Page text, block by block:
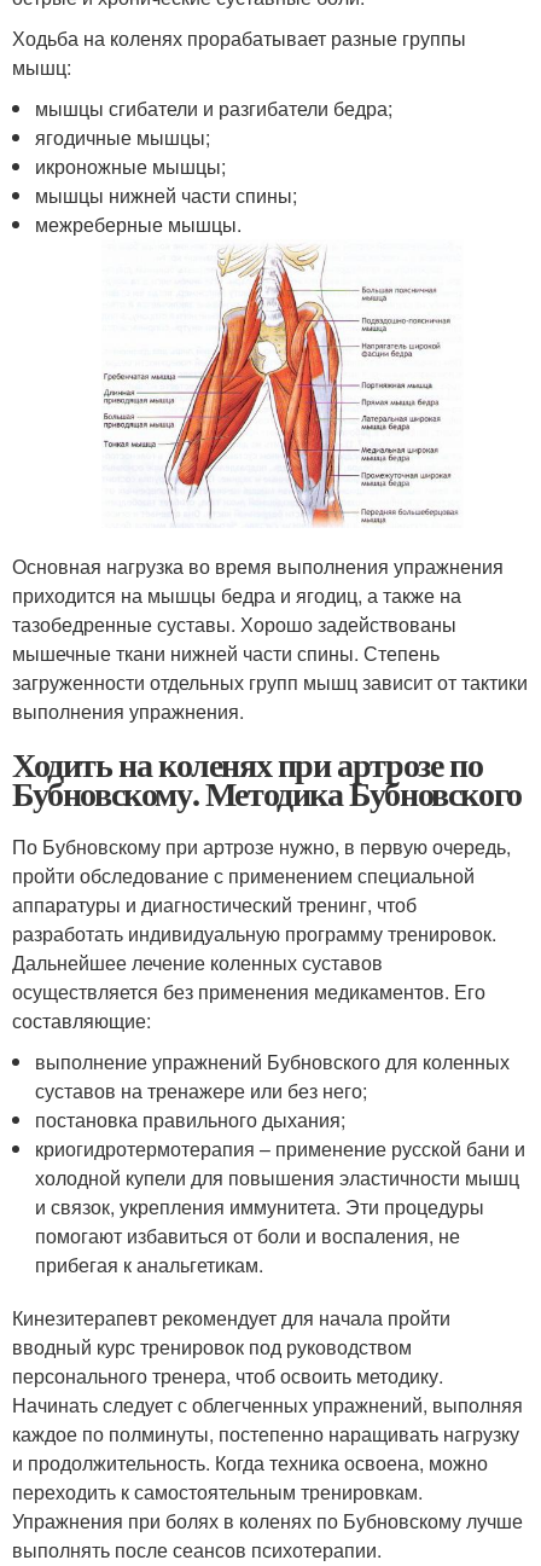
Ходьба на коленях прорабатывает разные группы
мышц:
мышцы сгибатели и разгибатели бедра;
ягодичные мышцы;
икроножные мышцы;
мышцы нижней части спины;
межреберные мышцы.
Основная нагрузка во время выполнения упражнения
приходится на мышцы бедра и ягодиц, а также на
тазобедренные суставы. Хорошо задействованы
мышечные ткани нижней части спины. Степень
загруженности отдельных групп мышц зависит от тактики
выполнения упражнения.
Ходить на коленях при артрозе по
Бубновскому. Методика Бубновского
По Бубновскому при артрозе нужно, в первую очередь,
пройти обследование с применением специальной
аппаратуры и диагностический тренинг, чтоб
разработать индивидуальную программу тренировок.
Дальнейшее лечение коленных суставов
осуществляется без применения медикаментов. Его
составляющие:
выполнение упражнений Бубновского для коленных
суставов на тренажере или без него;
постановка правильного дыхания;
криогидротермотерапия – применение русской бани и
холодной купели для повышения эластичности мышц
и связок, укрепления иммунитета. Эти процедуры
помогают избавиться от боли и воспаления, не
прибегая к анальгетикам.
Кинезитерапевт рекомендует для начала пройти
вводный курс тренировок под руководством
персонального тренера, чтоб освоить методику.
Начинать следует с облегченных упражнений, выполняя
каждое по полминуты, постепенно наращивать нагрузку
и продолжительность. Когда техника освоена, можно
переходить к самостоятельным тренировкам.
Упражнения при болях в коленях по Бубновскому лучше
выполнять после сеансов психотерапии.